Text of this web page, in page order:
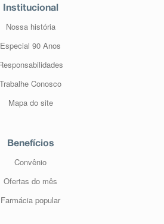
Institucional
Nossa história
Especial 90 Anos
Trabalhe Conosco
Mapa do site
Benefícios
Convênio
Ofertas do mês
Farmácia popular